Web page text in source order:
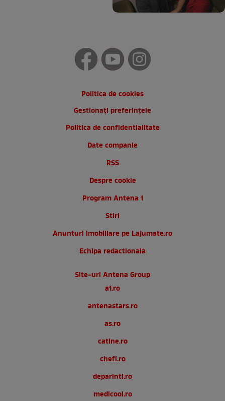
Politica de cookies
Gestionați preferințele
Politica de confidentialitate
Date companie
RSS
Despre cookie
Program Antena 1
Stiri
Anunturi imobiliare pe Lajumate.ro
Echipa redactionala
Site-uri Antena Group
a1.ro
antenastars.ro
as.ro
catine.ro
chefi.ro
deparinti.ro
medicool.ro